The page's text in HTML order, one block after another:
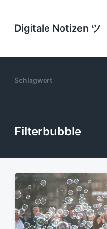
Digitale Notizen ツ
Schlagwort
Filterbubble